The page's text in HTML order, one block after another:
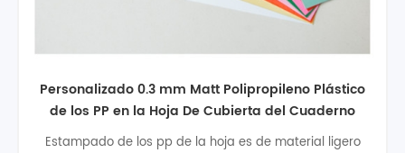
el precio de fábrica Mayoristas de alta calidad
del plástico de los pp retardante de fuego de
láminas de plástico
plastic pp polypropylene sheet is light material with low